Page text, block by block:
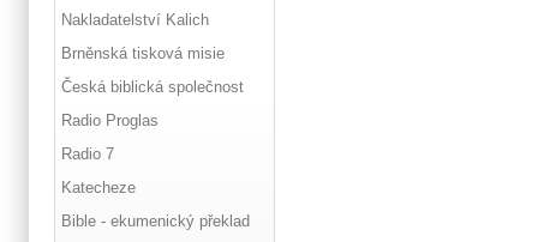
Nakladatelství Kalich
Brněnská tisková misie
Česká biblická společnost
Radio Proglas
Radio 7
Katecheze
Bible - ekumenický překlad